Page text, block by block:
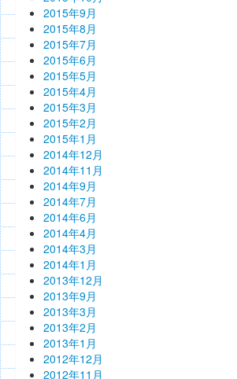
2015年9月
2015年8月
2015年7月
2015年6月
2015年5月
2015年4月
2015年3月
2015年2月
2015年1月
2014年12月
2014年11月
2014年9月
2014年7月
2014年6月
2014年4月
2014年3月
2014年1月
2013年12月
2013年9月
2013年3月
2013年2月
2013年1月
2012年12月
2012年11月